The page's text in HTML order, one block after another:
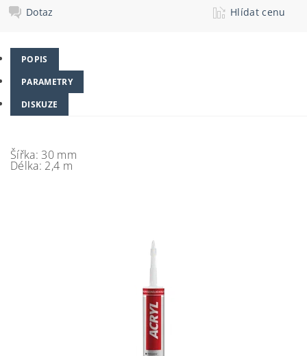
Dotaz
Hlídat cenu
POPIS
PARAMETRY
DISKUZE
Šířka: 30 mm
Délka: 2,4 m